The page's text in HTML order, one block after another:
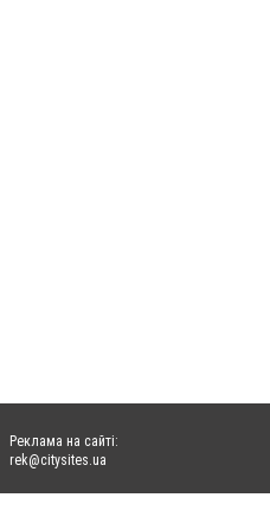
Реклама на сайті:
rek@citysites.ua